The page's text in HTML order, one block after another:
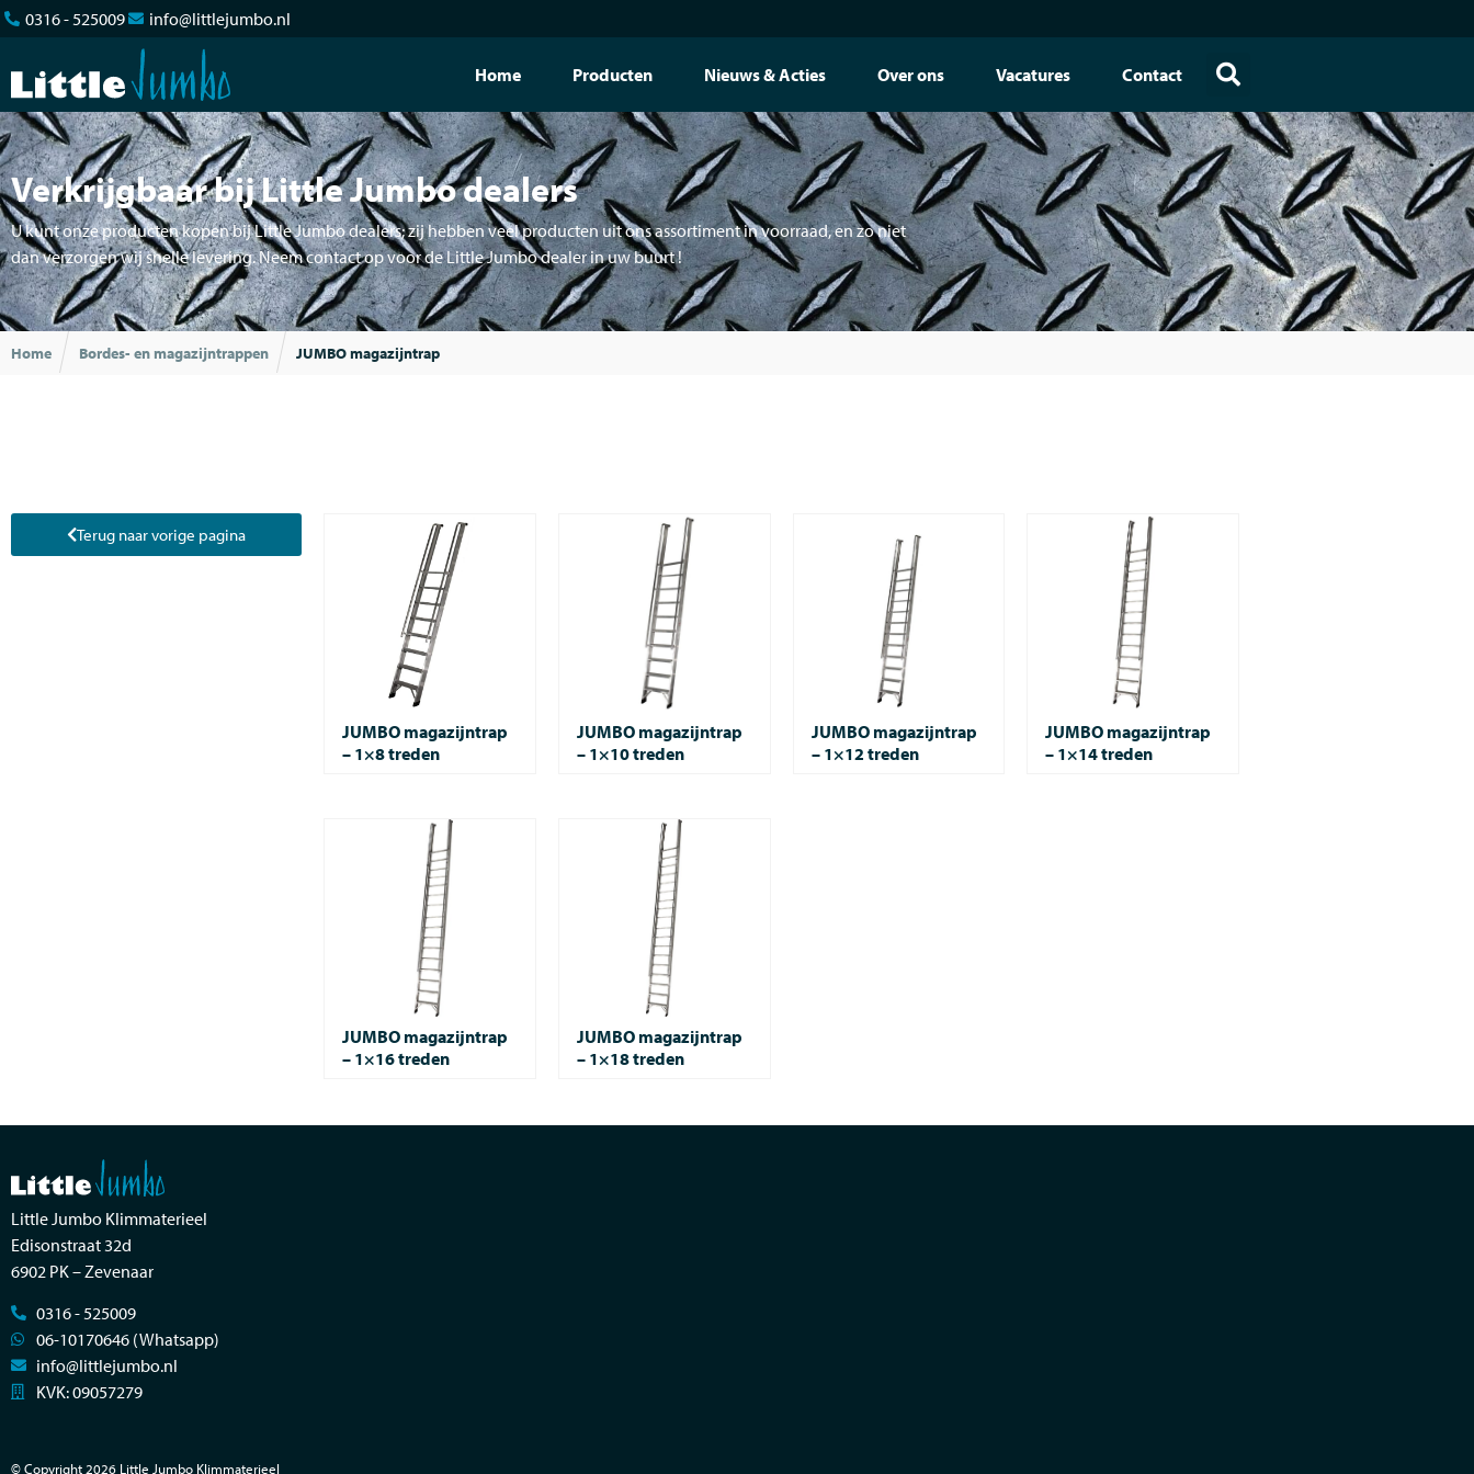
0316 - 525009 info@littlejumbo.nl
Home Producten Nieuws & Acties Over ons Vacatures Contact
Verkrijgbaar bij Little Jumbo dealers
U kunt onze producten kopen bij Little Jumbo dealers; zij hebben veel producten uit ons assortiment in voorraad, en zo niet
dan verzorgen wij snelle levering. Neem contact op voor de Little Jumbo dealer in uw buurt !
Home Bordes- en magazijntrappen JUMBO magazijntrap
Terug naar vorige pagina
JUMBO magazijntrap
– 1×8 treden
JUMBO magazijntrap
– 1×10 treden
JUMBO magazijntrap
– 1×12 treden
JUMBO magazijntrap
– 1×14 treden
JUMBO magazijntrap
– 1×16 treden
JUMBO magazijntrap
– 1×18 treden
Little Jumbo Klimmaterieel
Edisonstraat 32d
6902 PK – Zevenaar
0316 - 525009
06-10170646 (Whatsapp)
info@littlejumbo.nl
KVK: 09057279
© Copyright 2026 Little Jumbo Klimmaterieel